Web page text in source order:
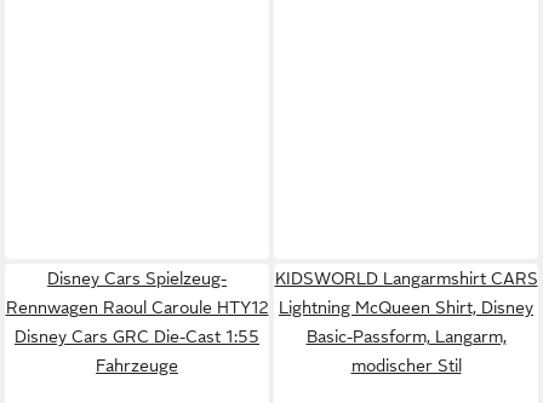
Disney Cars Spielzeug-
Rennwagen Raoul Caroule HTY12
Disney Cars GRC Die-Cast 1:55
Fahrzeuge
KIDSWORLD Langarmshirt CARS
Lightning McQueen Shirt, Disney
Basic-Passform, Langarm,
modischer Stil